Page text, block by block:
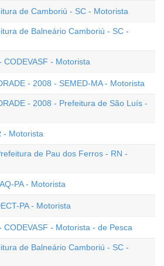
de Camboriú - SC - Motorista
de Balneário Camboriú - SC -
CODEVASF - Motorista
- 2008 - SEMED-MA - Motorista
- 2008 - Prefeitura de São Luís -
- Motorista
de Pau dos Ferros - RN -
PA - Motorista
PA - Motorista
CODEVASF - Motorista - de Pesca
de Balneário Camboriú - SC -